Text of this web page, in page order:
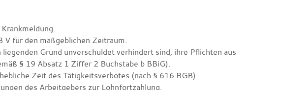
V für den maßgeblichen Zeitraum.
Grund unverschuldet verhindert sind, ihre Pflichten aus
§ 19 Absatz 1 Ziffer 2 Buchstabe b BBiG).
Zeit des Tätigkeitsverbotes (nach § 616 BGB).
des Arbeitgebers zur Lohnfortzahlung.